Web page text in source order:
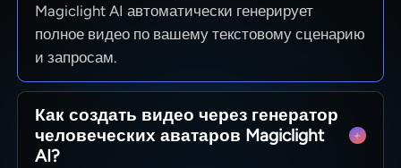
Magiclight AI автоматически генерирует
полное видео по вашему текстовому сценарию
и запросам.
Как создать видео через генератор
человеческих аватаров Magiclight
AI?